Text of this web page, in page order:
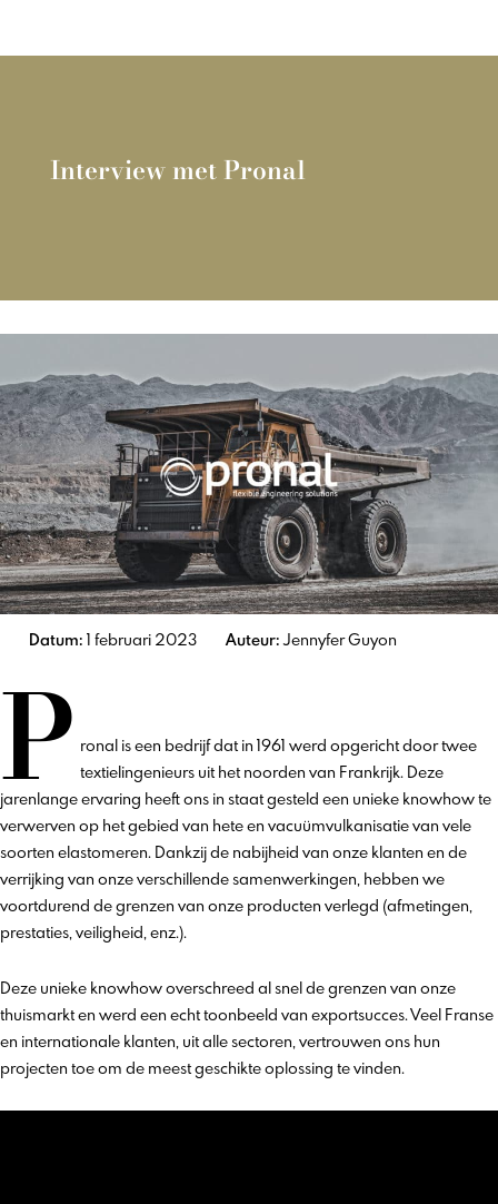
Interview met Pronal
Datum: 1 februari 2023 Auteur: Jennyfer Guyon
P ronal is een bedrijf dat in 1961 werd opgericht door twee
textielingenieurs uit het noorden van Frankrijk. Deze
jarenlange ervaring heeft ons in staat gesteld een unieke knowhow te
verwerven op het gebied van hete en vacuümvulkanisatie van vele
soorten elastomeren. Dankzij de nabijheid van onze klanten en de
verrijking van onze verschillende samenwerkingen, hebben we
voortdurend de grenzen van onze producten verlegd (afmetingen,
prestaties, veiligheid, enz.).
Deze unieke knowhow overschreed al snel de grenzen van onze
thuismarkt en werd een echt toonbeeld van exportsucces. Veel Franse
en internationale klanten, uit alle sectoren, vertrouwen ons hun
projecten toe om de meest geschikte oplossing te vinden.